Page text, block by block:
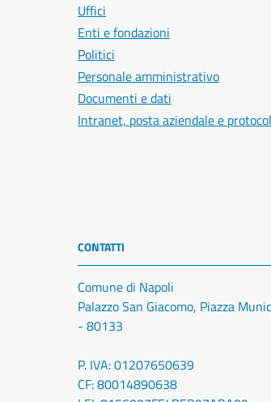
Uffici
Enti e fondazioni
Politici
Personale amministrativo
Documenti e dati
Intranet, posta aziendale e
CONTATTI
Comune di Napoli
Palazzo San Giacomo, Piazza
- 80133
P. IVA: 01207650639
CF: 80014890638